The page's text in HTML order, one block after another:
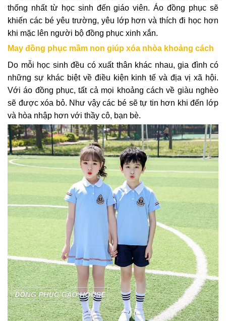
thống nhất từ học sinh đến giáo viên. Áo đồng phục sẽ
khiến các bé yêu trường, yêu lớp hơn và thích đi học hơn
khi mặc lên người bộ đồng phục xinh xắn.
May đồng phục mầm non giúp xóa nhòa khoảng cách
Do mỗi học sinh đều có xuất thân khác nhau, gia đình có
những sự khác biệt về điều kiện kinh tế và địa vị xã hội.
Với áo đồng phục, tất cả mọi khoảng cách về giàu nghèo
sẽ được xóa bỏ. Như vậy các bé sẽ tự tin hơn khi đến lớp
và hòa nhập hơn với thầy cô, bạn bè.